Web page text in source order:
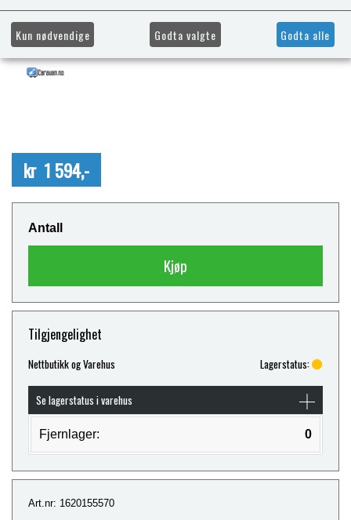
kr 1 594,-
Antall
Kjøp
Tilgjengelighet
Nettbutikk og Varehus Lagerstatus:
Se lagerstatus i varehus
Fjernlager: 0
Art.nr: 1620155570
Kun nødvendige Godta valgte Godta alle